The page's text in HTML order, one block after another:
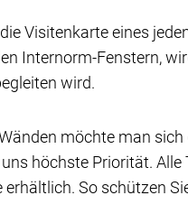
Visitenkarte eines
Internorm-Fenstern,
wird.
möchte man
höchste Priorität.
So schützen